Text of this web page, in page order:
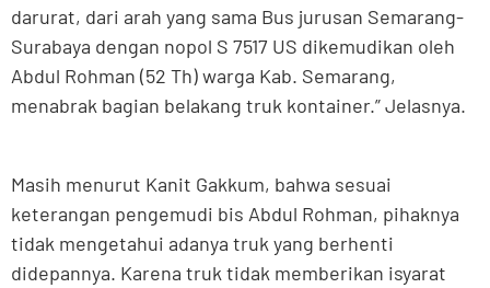
darurat, dari arah yang sama Bus jurusan Semarang-
Surabaya dengan nopol S 7517 US dikemudikan oleh
Abdul Rohman (52 Th) warga Kab. Semarang,
menabrak bagian belakang truk kontainer.” Jelasnya.
Masih menurut Kanit Gakkum, bahwa sesuai
keterangan pengemudi bis Abdul Rohman, pihaknya
tidak mengetahui adanya truk yang berhenti
didepannya. Karena truk tidak memberikan isyarat